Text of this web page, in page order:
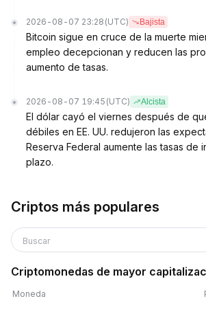
2026-08-07 23:28 (UTC) Bajista
Bitcoin sigue en cruce de la muerte
empleo decepcionan y reducen las
aumento de tasas.
2026-08-07 19:45 (UTC) Alcista
El dólar cayó el viernes después de
débiles en EE. UU. redujeron las
Reserva Federal aumente las tasas de
plazo.
Criptos más populares
Buscar
Criptomonedas de mayor
Moneda